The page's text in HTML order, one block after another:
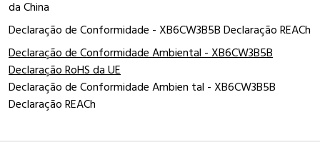
da China
Declaração de Conformidade - XB6CW3B5B Declaração REACh
Declaração de Conformidade Ambiental - XB6CW3B5B
Declaração RoHS da UE
Declaração de Conformidade Ambien tal - XB6CW3B5B
Declaração REACh